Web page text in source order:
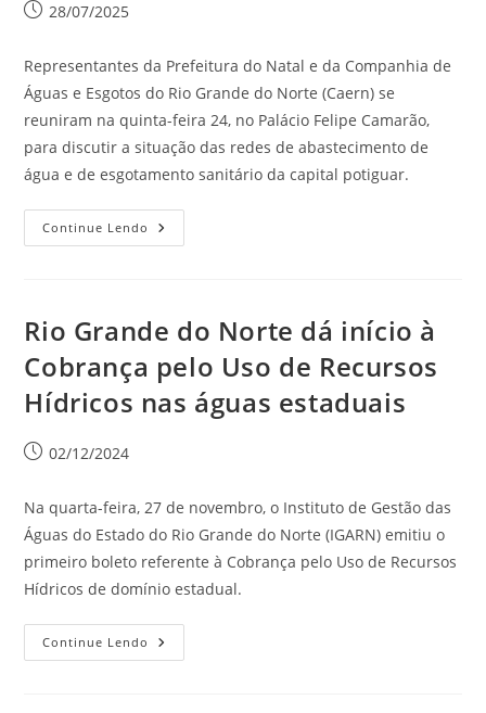
28/07/2025
Representantes da Prefeitura do Natal e da Companhia de
Águas e Esgotos do Rio Grande do Norte (Caern) se
reuniram na quinta-feira 24, no Palácio Felipe Camarão,
para discutir a situação das redes de abastecimento de
água e de esgotamento sanitário da capital potiguar.
Continue Lendo
Rio Grande do Norte dá início à
Cobrança pelo Uso de Recursos
Hídricos nas águas estaduais
02/12/2024
Na quarta-feira, 27 de novembro, o Instituto de Gestão das
Águas do Estado do Rio Grande do Norte (IGARN) emitiu o
primeiro boleto referente à Cobrança pelo Uso de Recursos
Hídricos de domínio estadual.
Continue Lendo